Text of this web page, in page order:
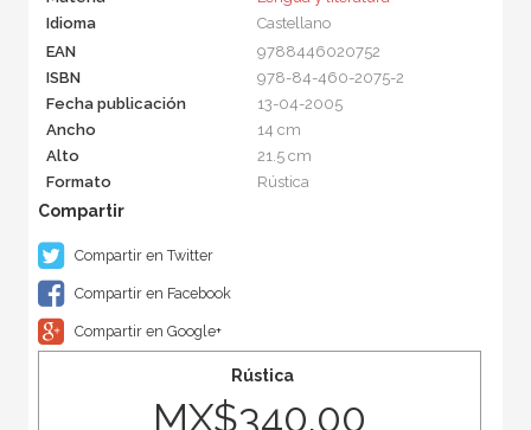
Idioma
Castellano
EAN
9788446020752
ISBN
978-84-460-2075-2
Fecha publicación
13-04-2005
Ancho
14 cm
Alto
21.5 cm
Formato
Rústica
Compartir en Twitter
Compartir en Facebook
Compartir en Google+
Rústica
MX$340.00